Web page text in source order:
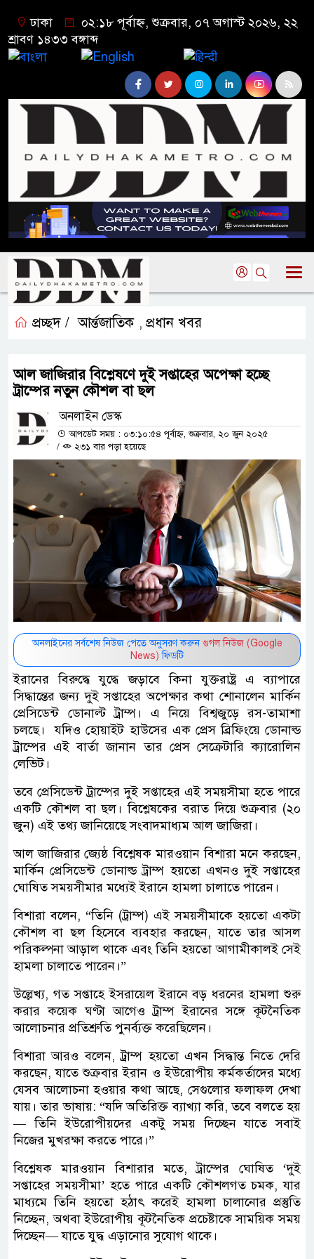
ঢাকা
০২:১৮ পূর্বাহ্ন, শুক্রবার, ০৭ অগাস্ট ২০২৬, ২২
শ্রাবণ ১৪৩৩ বঙ্গাব্দ
প্রচ্ছদ / আর্ন্তজাতিক , প্রধান খবর
আল জাজিরার বিশ্লেষণে দুই সপ্তাহের অপেক্ষা হচ্ছে
ট্রাম্পের নতুন কৌশল বা ছল
অনলাইন ডেস্ক
আপডেট সময় : ০৩:১০:৫৪ পূর্বাহ্ন, শুক্রবার, ২০ জুন ২০২৫
/
২৩১ বার পড়া হয়েছে
অনলাইনের সর্বশেষ নিউজ পেতে অনুসরণ করুন গুগল নিউজ (Google
News) ফিডটি
ইরানের বিরুদ্ধে যুদ্ধে জড়াবে কিনা যুক্তরাষ্ট্র এ ব্যাপারে
সিদ্ধান্তের জন্য দুই সপ্তাহের অপেক্ষার কথা শোনালেন মার্কিন
প্রেসিডেন্ট ডোনাল্ট ট্রাম্প। এ নিয়ে বিশ্বজুড়ে রস-তামাশা
চলছে। যদিও হোয়াইট হাউসের এক প্রেস ব্রিফিংয়ে ডোনাল্ড
ট্রাম্পের এই বার্তা জানান তার প্রেস সেক্রেটারি ক্যারোলিন
লেভিট।
তবে প্রেসিডেন্ট ট্রাম্পের দুই সপ্তাহের এই সময়সীমা হতে পারে
একটি কৌশল বা ছল। বিশ্লেষকের বরাত দিয়ে শুক্রবার (২০
জুন) এই তথ্য জানিয়েছে সংবাদমাধ্যম আল জাজিরা।
আল জাজিরার জ্যেষ্ঠ বিশ্লেষক মারওয়ান বিশারা মনে করছেন,
মার্কিন প্রেসিডেন্ট ডোনাল্ড ট্রাম্প হয়তো এখনও দুই সপ্তাহের
ঘোষিত সময়সীমার মধ্যেই ইরানে হামলা চালাতে পারেন।
বিশারা বলেন, “তিনি (ট্রাম্প) এই সময়সীমাকে হয়তো একটা
কৌশল বা ছল হিসেবে ব্যবহার করছেন, যাতে তার আসল
পরিকল্পনা আড়াল থাকে এবং তিনি হয়তো আগামীকালই সেই
হামলা চালাতে পারেন।”
উল্লেখ্য, গত সপ্তাহে ইসরায়েল ইরানে বড় ধরনের হামলা শুরু
করার কয়েক ঘণ্টা আগেও ট্রাম্প ইরানের সঙ্গে কূটনৈতিক
আলোচনার প্রতিশ্রুতি পুনর্ব্যক্ত করেছিলেন।
বিশারা আরও বলেন, ট্রাম্প হয়তো এখন সিদ্ধান্ত নিতে দেরি
করছেন, যাতে শুক্রবার ইরান ও ইউরোপীয় কর্মকর্তাদের মধ্যে
যেসব আলোচনা হওয়ার কথা আছে, সেগুলোর ফলাফল দেখা
যায়। তার ভাষায়: “যদি অতিরিক্ত ব্যাখ্যা করি, তবে বলতে হয়
— তিনি ইউরোপীয়দের একটু সময় দিচ্ছেন যাতে সবাই
নিজের মুখরক্ষা করতে পারে।”
বিশ্লেষক মারওয়ান বিশারার মতে, ট্রাম্পের ঘোষিত ‘দুই
সপ্তাহের সময়সীমা’ হতে পারে একটি কৌশলগত চমক, যার
মাধ্যমে তিনি হয়তো হঠাৎ করেই হামলা চালানোর প্রস্তুতি
নিচ্ছেন, অথবা ইউরোপীয় কূটনৈতিক প্রচেষ্টাকে সাময়িক সময়
দিচ্ছেন— যাতে যুদ্ধ এড়ানোর সুযোগ থাকে।